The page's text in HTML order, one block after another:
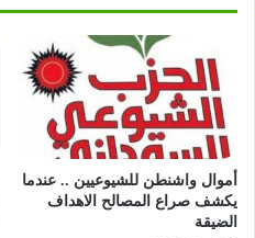
أموال واشنطن للشيوعيين .. عندما
يكشف صراع المصالح الاهداف
الضيقة